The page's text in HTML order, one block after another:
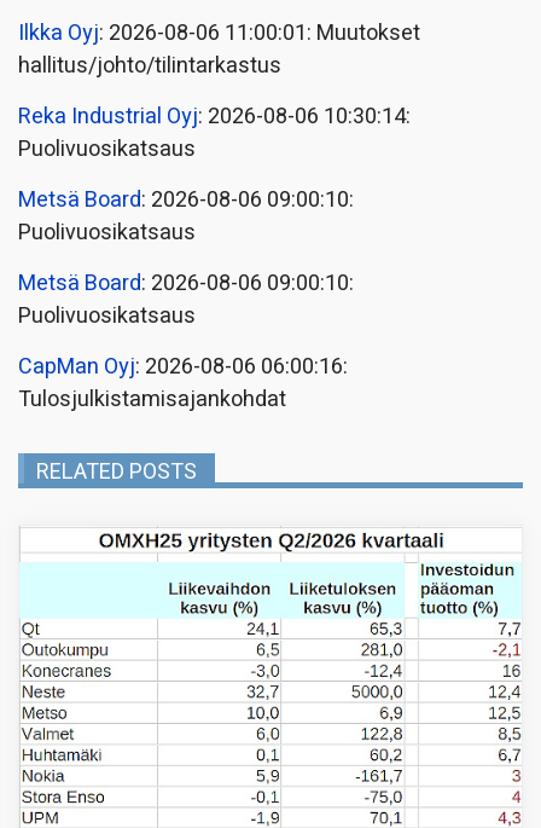
Ilkka Oyj: 2026-08-06 11:00:01: Muutokset
hallitus/johto/tilintarkastus
Reka Industrial Oyj: 2026-08-06 10:30:14:
Puolivuosikatsaus
Metsä Board: 2026-08-06 09:00:10:
Puolivuosikatsaus
Metsä Board: 2026-08-06 09:00:10:
Puolivuosikatsaus
CapMan Oyj: 2026-08-06 06:00:16:
Tulosjulkistamisajankohdat
RELATED POSTS